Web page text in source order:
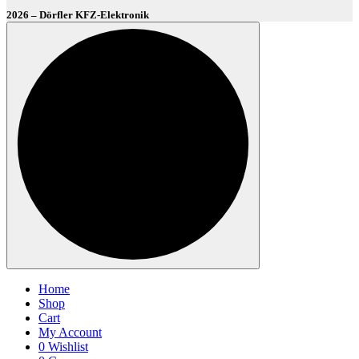
2026 – Dörfler KFZ-Elektronik
Home
Shop
Cart
My Account
0 Wishlist